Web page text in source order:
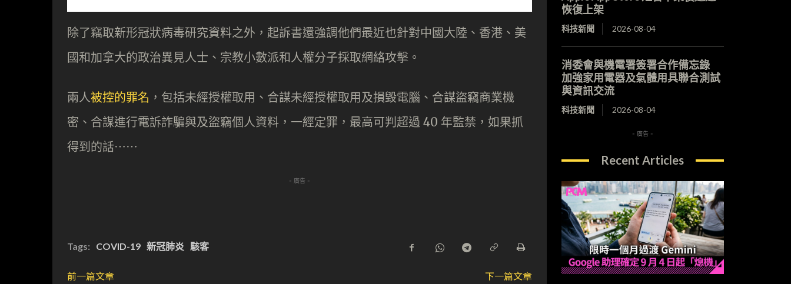
除了竊取新形冠狀病毒研究資料之外，起訴書還強調他們最近也針對中國大陸、香港、美
國和加拿大的政治異見人士、宗教小數派和人權分子採取網絡攻擊。
兩人被控的罪名 ，包括未經授權取用、合謀未經授權取用及損毀電腦、合謀盜竊商業機
密、合謀進行電訴詐騙與及盜竊個人資料，一經定罪，最高可判超過 40 年監禁，如果抓
得到的話⋯⋯
- 廣告 -
Tags: COVID-19 新冠肺炎 駭客
前一篇文章
下一篇文章
恢復上架
科技新聞 2026-08-04
消委會與機電署簽署合作備忘錄
加強家用電器及氣體用具聯合測試
與資訊交流
科技新聞 2026-08-04
- 廣告 -
Recent Articles